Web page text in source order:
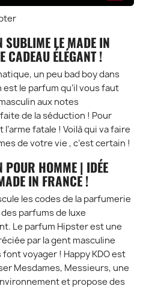
SUBLIME LE MADE IN
CADEAU ÉLÉGANT !
un peu bad boy dans
est le parfum qu’il vous faut
aux notes
de la séduction ! Pour
l’arme fatale ! Voilà qui va faire
de votre vie , c’est certain !
POUR HOMME | IDÉE
IN FRANCE !
les codes de la parfumerie
parfums de luxe
Le parfum Hipster est une
par la gent masculine
voyager ! Happy KDO est
Mesdames, Messieurs, une
et propose des